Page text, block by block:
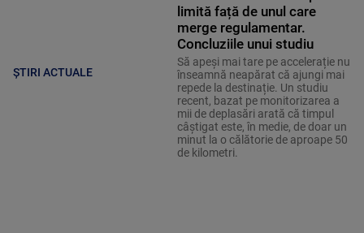
ȘTIRI ACTUALE
limită față de unul care
merge regulamentar.
Concluziile unui studiu
Să apeși mai tare pe accelerație nu
înseamnă neapărat că ajungi mai
repede la destinație. Un studiu
recent, bazat pe monitorizarea a
mii de deplasări arată că timpul
câștigat este, în medie, de doar un
minut la o călătorie de aproape 50
de kilometri.